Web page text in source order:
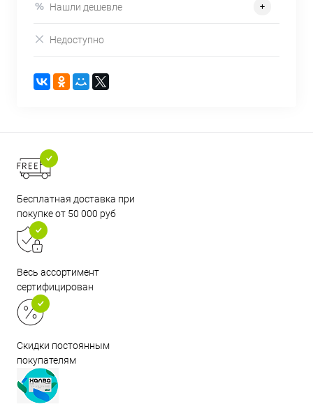
Нашли дешевле
Недоступно
Бесплатная доставка при
покупке от 50 000 руб
Весь ассортимент
сертифицирован
Скидки постоянным
покупателям